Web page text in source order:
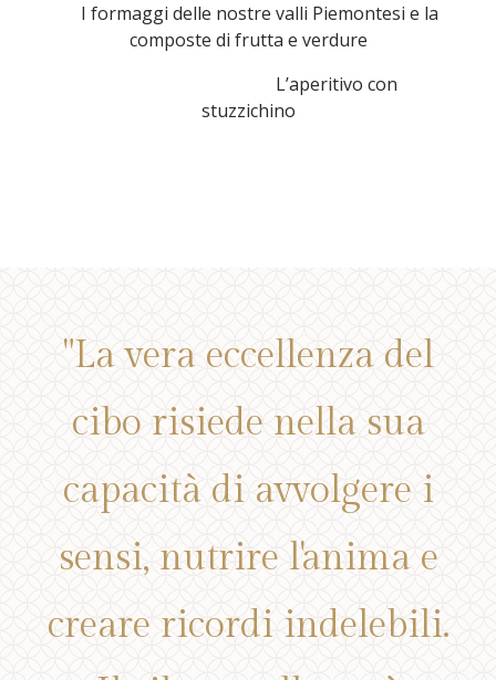
I formaggi delle nostre valli Piemontesi e la
composte di frutta e verdure
L’aperitivo con
stuzzichino
"La vera eccellenza del
cibo risiede nella sua
capacità di avvolgere i
sensi, nutrire l'anima e
creare ricordi indelebili.